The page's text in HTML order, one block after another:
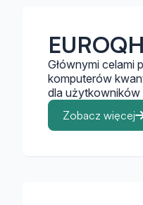
Głównymi celami
komputerów
dla użytkowników
Zobacz więcej